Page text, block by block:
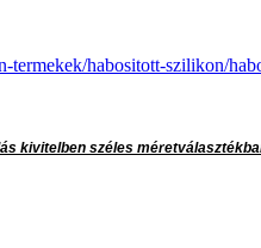
habositott-szilikon/
kivitelben széles